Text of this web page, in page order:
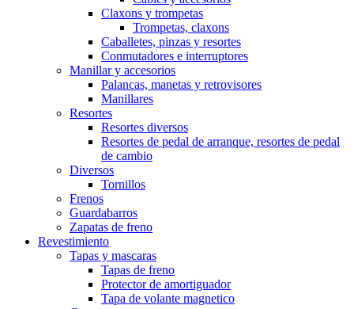
Claxons y trompetas
Trompetas, claxons
Caballetes, pinzas y resortes
Conmutadores e interruptores
Manillar y accesorios
Palancas, manetas y retrovisores
Manillares
Resortes
Resortes diversos
Resortes de pedal de arranque, resortes de pedal
de cambio
Diversos
Tornillos
Frenos
Guardabarros
Zapatas de freno
Revestimiento
Tapas y mascaras
Tapas de freno
Protector de amortiguador
Tapa de volante magnetico